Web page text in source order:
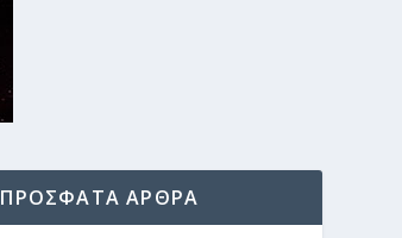
ΠΡΟΣΦΑΤΑ ΑΡΘΡΑ